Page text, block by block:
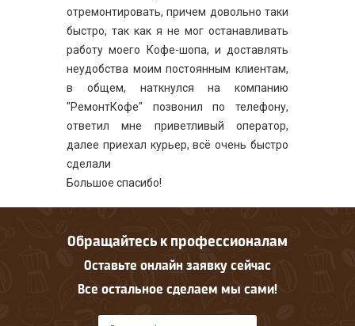
отремонтировать, причем довольно таки
быстро, так как я не мог останавливать
работу моего Кофе-шопа, и доставлять
неудобства моим постоянным клиентам,
в общем, наткнулся на компанию
"РемонтКофе" позвонил по телефону,
ответил мне приветливый оператор,
далее приехал курьер, всё очень быстро
сделали
Большое спасибо!
Обращайтесь к профессионалам
Оставьте онлайн заявку сейчас
Все остальное сделаем мы сами!